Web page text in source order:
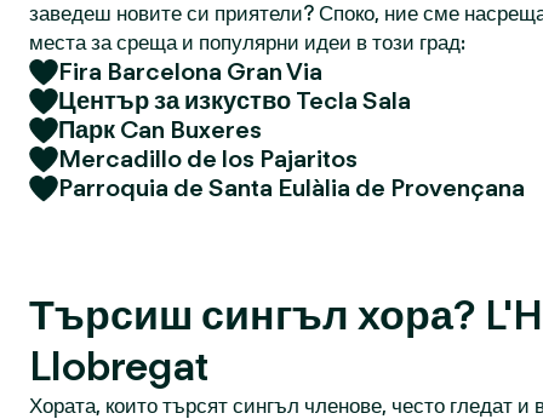
заведеш новите си приятели? Споко, ние сме
места за среща и популярни идеи в този град:
Fira Barcelona Gran Via
Център за изкуство Tecla Sala
Парк Can Buxeres
Mercadillo de los Pajaritos
Parroquia de Santa Eulàlia de Provençana
Търсиш сингъл хора?
Llobregat
Хората, които търсят сингъл членове, често гледат и